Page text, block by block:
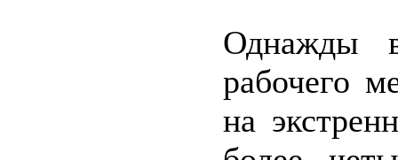
Однажды
рабочего
на